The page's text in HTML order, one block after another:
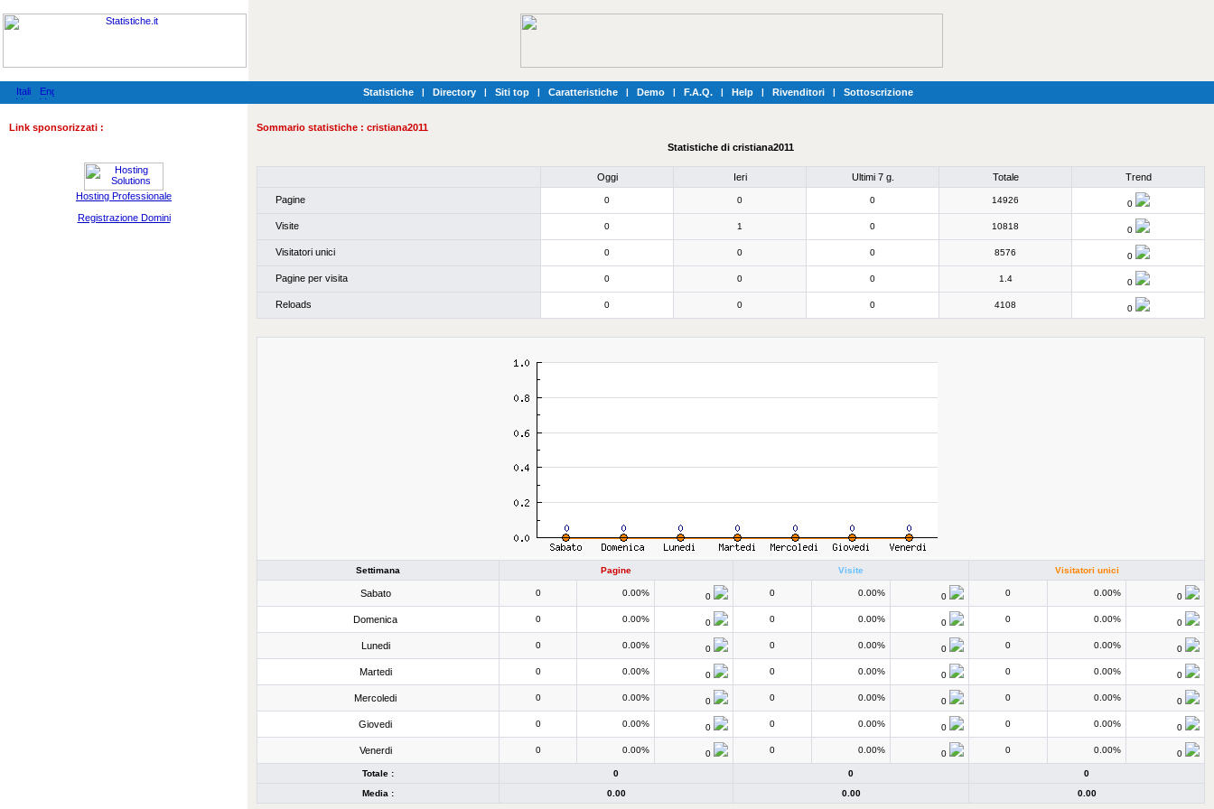
Statistiche | Directory | Siti top | Caratteristiche | Demo | F.A.Q. | Help | Rivenditori | Sottoscrizione
Link sponsorizzati :
Hosting Professionale
Registrazione Domini
Sommario statistiche : cristiana2011
Statistiche di cristiana2011
Oggi Ieri Ultimi 7 g. Totale Trend
Pagine 0 0 0 14926 0
Visite 0 1 0 10818 0
Visitatori unici 0 0 0 8576 0
Pagine per visita 0 0 0 1.4 0
Reloads 0 0 0 4108 0
Settimana Pagine Visite Visitatori unici
Sabato 0 0.00% 0 0 0.00% 0 0 0.00% 0
Domenica 0 0.00% 0 0 0.00% 0 0 0.00% 0
Lunedi 0 0.00% 0 0 0.00% 0 0 0.00% 0
Martedi 0 0.00% 0 0 0.00% 0 0 0.00% 0
Mercoledi 0 0.00% 0 0 0.00% 0 0 0.00% 0
Giovedi 0 0.00% 0 0 0.00% 0 0 0.00% 0
Venerdi 0 0.00% 0 0 0.00% 0 0 0.00%
0
Totale :
0 0
0
Media :
0.00 0.00 0.00